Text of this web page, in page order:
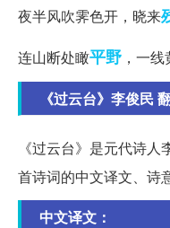
夜半风吹霁色开，晓来
连山断处瞰平野 ，一线
《过云台》李俊民
《过云台》是元代诗
首诗词的中文译文、诗
中文译文：